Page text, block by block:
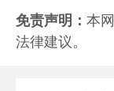
免责声明： 本
法律建议。